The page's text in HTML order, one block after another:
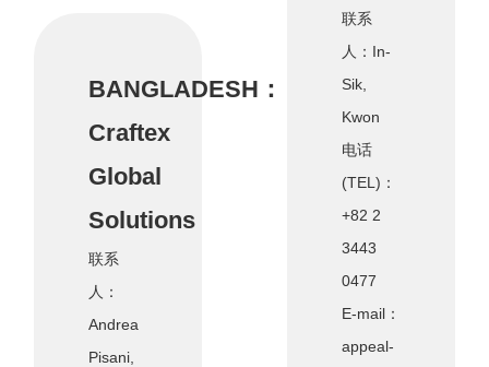
联系
人：In-
Sik,
Kwon
电话
(TEL)：
+82 2
3443
0477
E-mail：
appeal-
BANGLADESH：
Craftex
Global
Solutions
联系
人：
Andrea
Pisani,